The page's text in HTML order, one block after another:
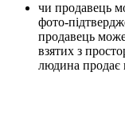
чи продавець
фото-
продавець
взятих з
людина продає